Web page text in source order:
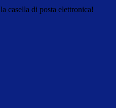
casella di posta elettronica!